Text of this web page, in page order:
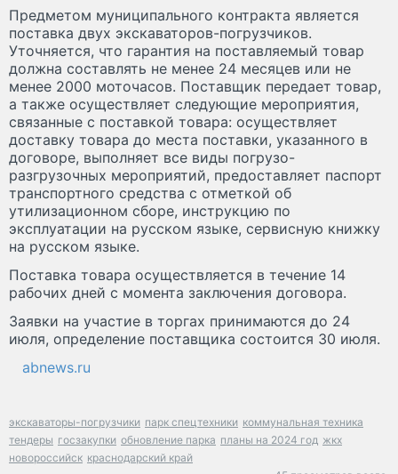
Предметом муниципального контракта является
поставка двух экскаваторов-погрузчиков.
Уточняется, что гарантия на поставляемый товар
должна составлять не менее 24 месяцев или не
менее 2000 моточасов. Поставщик передает товар,
а также осуществляет следующие мероприятия,
связанные с поставкой товара: осуществляет
доставку товара до места поставки, указанного в
договоре, выполняет все виды погрузо-
разгрузочных мероприятий, предоставляет паспорт
транспортного средства с отметкой об
утилизационном сборе, инструкцию по
эксплуатации на русском языке, сервисную книжку
на русском языке.
Поставка товара осуществляется в течение 14
рабочих дней с момента заключения договора.
Заявки на участие в торгах принимаются до 24
июля, определение поставщика состоится 30 июля.
abnews.ru
экскаваторы-погрузчики парк спецтехники коммунальная техника
тендеры госзакупки обновление парка планы на 2024 год жкх
новороссийск краснодарский край